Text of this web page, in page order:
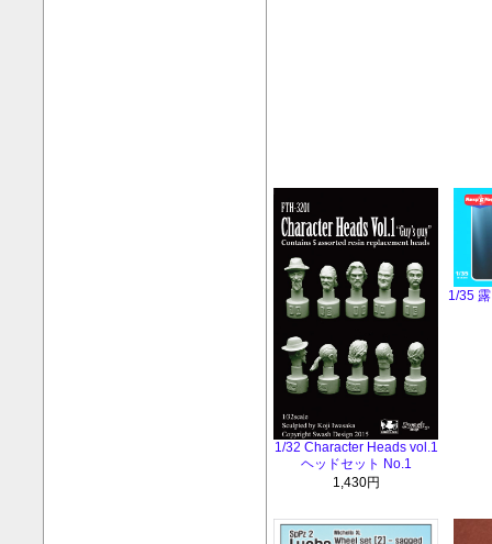
1/32 Character Heads vol.1
ヘッドセット No.1
1,430円
1/35